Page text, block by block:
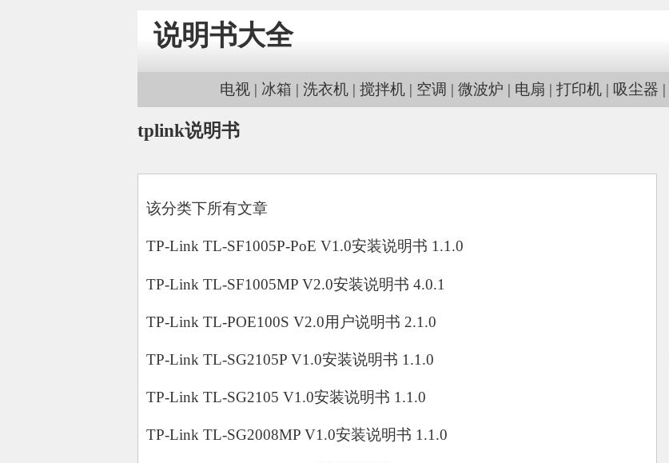
说明书大全
电视| 冰箱 | 洗衣机| 搅拌机| 空调 | 微波炉 | 电扇 | 打印机| 吸尘器 |
tplink说明书
该分类下所有文章
TP-Link TL-SF1005P-PoE V1.0安装说明书 1.1.0
TP-Link TL-SF1005MP V2.0安装说明书 4.0.1
TP-Link TL-POE100S V2.0用户说明书 2.1.0
TP-Link TL-SG2105P V1.0安装说明书 1.1.0
TP-Link TL-SG2105 V1.0安装说明书 1.1.0
TP-Link TL-SG2008MP V1.0安装说明书 1.1.0